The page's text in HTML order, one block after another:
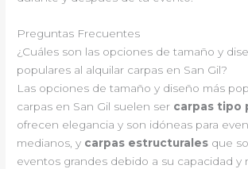
Preguntas Frecuentes
¿Cuáles son las opciones de tamaño y
populares al alquilar carpas en San Gil?
Las opciones de tamaño y diseño más
carpas en San Gil suelen ser carpas tipo
ofrecen elegancia y son idóneas para
medianos, y carpas estructurales que
eventos grandes debido a su capacidad y